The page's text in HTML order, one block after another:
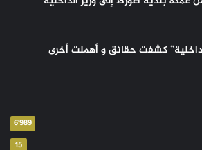
كشفت حقائق و أهملت أخرى
6٬989
15